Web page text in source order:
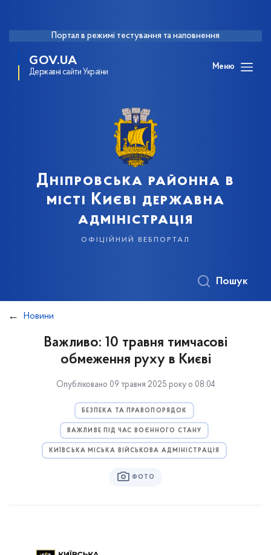
Портал в режимі тестування та наповнення
GOV.UA
Державні сайти України
Меню
Дніпровська районна в
місті Києві державна
адміністрація
офіційний вебпортал
Пошук
Новини
Важливо: 10 травня тимчасові
обмеження руху в Києві
Опубліковано 09 травня 2025 року о 08:04
БЕЗПЕКА ТА ПРАВОПОРЯДОК
ВАЖЛИВЕ ПІД ЧАС ВОЄННОГО СТАНУ
КИЇВСЬКА МІСЬКА ВІЙСЬКОВА АДМІНІСТРАЦІЯ
ФОТО